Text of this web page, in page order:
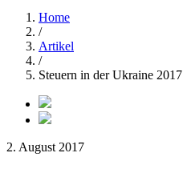
Home
/
Artikel
/
Steuern in der Ukraine
2. August 2017